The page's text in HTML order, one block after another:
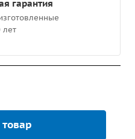
гарантия
лет